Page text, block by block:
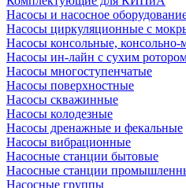
Насосы и насосное
Насосы циркуляционные с
Насосы консольные,
Насосы ин-лайн с сухим
Насосы многоступенчатые
Насосы поверхностные
Насосы скважинные
Насосы колодезные
Насосы дренажные и фекальные
Насосы вибрационные
Насосные станции бытовые
Насосные станции
Насосные группы